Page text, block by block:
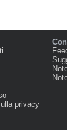
privacy